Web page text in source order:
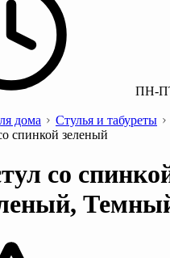
ПН-
дома Стулья и табуреты
спинкой зеленый
со